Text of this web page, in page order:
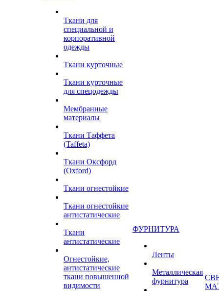
Ткани для
специальной и
корпоративной
одежды
Ткани курточные
Ткани курточные
для спецодежды
Мембранные
материалы
Ткани Таффета
(Taffeta)
Ткани Оксфорд
(Oxford)
Ткани огнестойкие
Ткани огнестойкие
антистатические
Ткани
антистатические
Огнестойкие,
антистатические
ткани повышенной
видимости
ФУРНИТУРА
Ленты
Металлическая
фурнитура